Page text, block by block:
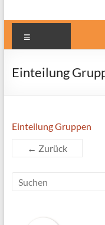
Einteilung
Einteilung Gruppen
← Zurück